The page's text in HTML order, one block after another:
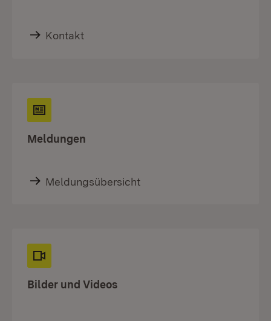
Kontakt
Meldungen
Meldungsübersicht
Bilder und Videos